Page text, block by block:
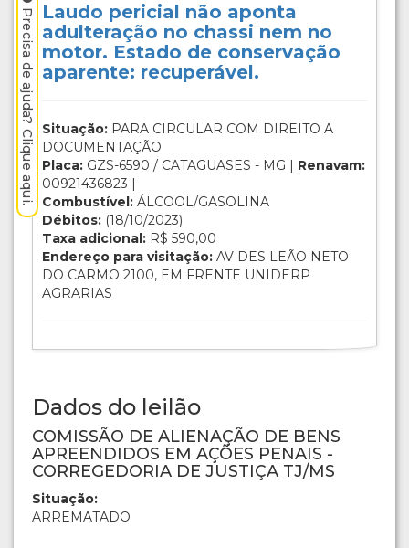
Laudo pericial não aponta
adulteração no chassi nem no
motor. Estado de conservação
aparente: recuperável.
Situação: PARA CIRCULAR COM DIREITO A
DOCUMENTAÇÃO
Placa: GZS-6590 / CATAGUASES - MG | Renavam:
00921436823 |
Combustível: ÁLCOOL/GASOLINA
Débitos: (18/10/2023)
Taxa adicional: R$ 590,00
Endereço para visitação: AV DES LEÃO NETO
DO CARMO 2100, EM FRENTE UNIDERP
AGRARIAS
Dados do leilão
COMISSÃO DE ALIENAÇÃO DE BENS
APREENDIDOS EM AÇÕES PENAIS -
CORREGEDORIA DE JUSTIÇA TJ/MS
Situação:
ARREMATADO
Precisa de ajuda? Clique aqui.